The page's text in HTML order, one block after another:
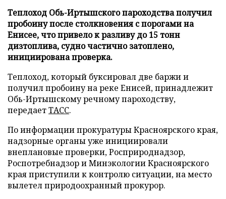
Теплоход Обь-Иртышского пароходства получил
пробоину после столкновения с порогами на
Енисее, что привело к разливу до 15 тонн
дизтоплива, судно частично затоплено,
инициирована проверка.
Теплоход, который буксировал две баржи и
получил пробоину на реке Енисей, принадлежит
Обь-Иртышскому речному пароходству,
передаетТАСС.
По информации прокуратуры Красноярского края,
надзорные органы уже инициировали
внеплановые проверки, Росприроднадзор,
Роспотребнадзор и Минэкологии Красноярского
края приступили к контролю ситуации, на место
вылетел природоохранный прокурор.